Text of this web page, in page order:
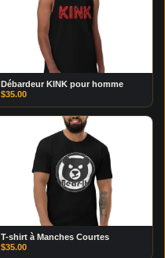
Débardeur KINK pour homme
$35.00
T-shirt à Manches Courtes
$35.00